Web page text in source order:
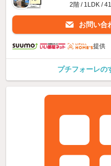
2階 / 1LDK /
お問い合
提供
プチフォーレの